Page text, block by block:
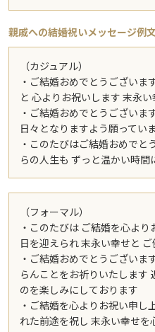
親戚への結婚祝いメッセージ例
（カジュアル）
・ご結婚おめでとうございま
と 心よりお祝いします 末永
・ご結婚おめでとうございま
日々となりますよう願ってい
・このたびはご結婚おめでと
らの人生も ずっと温かい時間
（フォーマル）
・このたびは ご結婚を心よ
日を迎えられ 末永い幸せと
・ご結婚おめでとうございま
らんことをお祈りいたします
のを楽しみにしております
・ご結婚を心よりお祝い申し
れた前途を祝し 末永い幸せ